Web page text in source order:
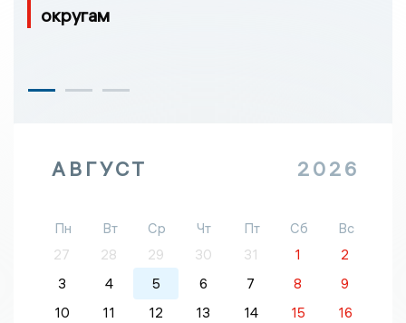
округам
АВГУСТ 2026
Пн Вт Ср Чт Пт Сб
Вс
27
28 29 30 31 1
2
3
4 5 6 7 8
9
10
11 12 13 14 15
16